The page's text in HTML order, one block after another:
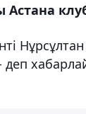
Астана
- деп